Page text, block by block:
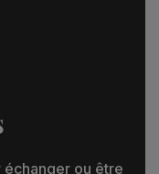
échanger ou être